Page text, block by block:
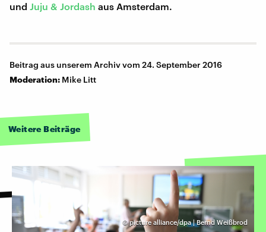
und Juju & Jordash aus Amsterdam.
Beitrag aus unserem Archiv vom 24. September 2016
Moderation: Mike Litt
Weitere Beiträge
©picture alliance/dpa | Bernd Weißbrod